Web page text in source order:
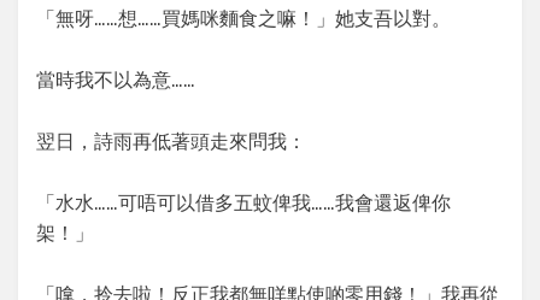
「無呀……想……買媽咪麵食之嘛！」她支吾以對。
當時我不以為意……
翌日，詩雨再低著頭走來問我：
「水水……可唔可以借多五蚊俾我……我會還返俾你
架！」
「嗱，拎去啦！反正我都無咩點使啲零用錢！」我再從